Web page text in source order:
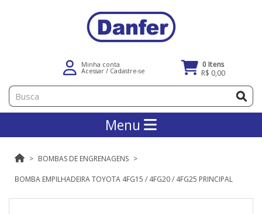
Minha conta
Acessar / Cadastre-se
0 Itens
R$ 0,00
Menu
BOMBAS DE ENGRENAGENS
BOMBA EMPILHADEIRA TOYOTA 4FG15 / 4FG20 / 4FG25 PRINCIPAL